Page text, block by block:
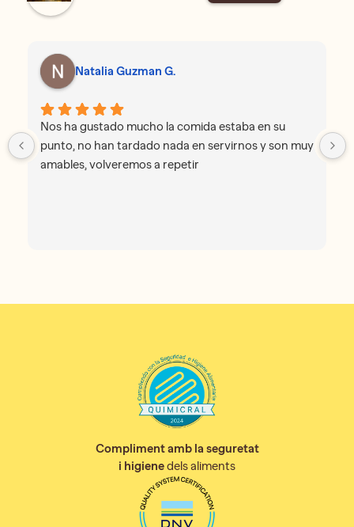
Natalia Guzman G.
Nos ha gustado mucho la comida estaba en su
punto, no han tardado nada en servirnos y son muy
amables, volveremos a repetir
Compliment amb la seguretat
i higienedels aliments